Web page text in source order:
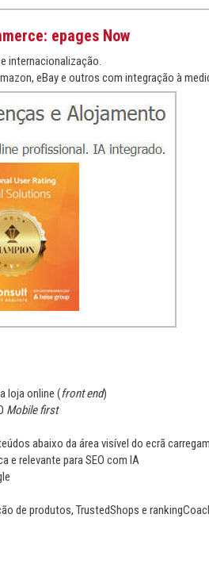
epages Now
internacionalização.
eBay e outros com integração à
loja online (front end)
Mobile first
abaixo da área visível do ecrã
e relevante para SEO com IA
de produtos, TrustedShops e